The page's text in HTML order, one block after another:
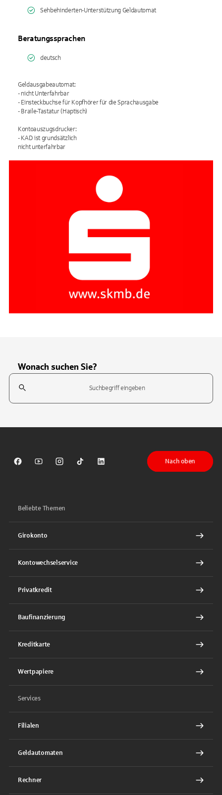
Sehbehinderten-Unterstützung Geldautomat
Beratungssprachen
deutsch
Geldausgabeautomat:
- nicht Unterfahrbar
- Einsteckbuchse für Kopfhörer für die Sprachausgabe
- Braile-Tastatur (Haptisch)
Kontoauszugsdrucker:
- KAD ist grundsätzlich
nicht unterfahrbar
Wonach suchen Sie?
Suchfeld
Sparkasse auf Facebook
Sparkasse auf Youtube
Sparkasse auf Instagram
Sparkasse auf TikTok
Sparkasse auf LinkedIn
Nach oben
Beliebte Themen
Girokonto
Kontowechselservice
Privatkredit
Baufinanzierung
Kreditkarte
Wertpapiere
Services
Filialen
Geldautomaten
Rechner